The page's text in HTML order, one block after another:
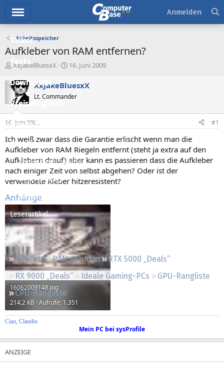
Ticker
Tests
Downloads
Preisvergleich
Forum
Aktuelles
Empfohlene Inhalte
Neue Beiträge
Neueste Aktivitäten
Leserartikel
Regeln
Podcast RAMageddon
RTX 5000 „Deals“
RX 9000 „Deals“
Ideale Gaming-PCs
GPU-Rangliste
CPU-Rangliste
Anmelden
Arbeitsspeicher
Aufkleber von RAM entfernen?
E
s
t
e
e
r
XxJakeBluesxX
E
s
t
e
t
a
m
16. Juni 2009
XxJakeBluesxX
Lt. Commander
16. Juni 2009 #1
Ich weiß zwar dass die Garantie erlischt wenn man die
Aufkleber von RAM Riegeln entfernt (steht ja extra auf den
Aufklebern drauf) aber kann es passieren dass die Aufkleber
nach einiger Zeit von selbst abgehen? Oder ist der
verwendete Kleber hitzeresistent?
Anhänge
16062009148.jpg
214,2 KB · Aufrufe: 1.351
Ciao, Claudio
Mein PC bei sysProfile